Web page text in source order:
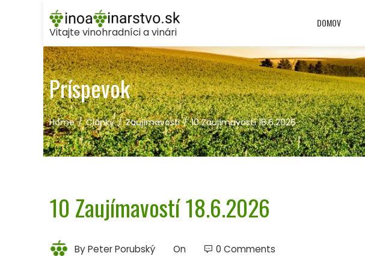
Skip
to
content
Vitajte vinohradníci a vinári
DOMOV
Príspevok
Home Články Zaujímavosti 10 Zaujímavostí 18.6.2026
10 Zaujímavostí 18.6.2026
ByPeter Porubský On 0 Comments